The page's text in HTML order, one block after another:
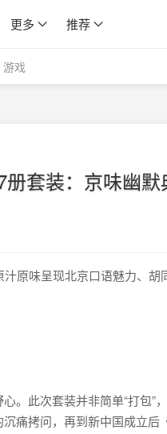
更多 推荐
游戏
套装：京味幽
原味呈现北京口语魅力、
。此次套装并非简单“打包”
痛拷问，再到新中国成立后